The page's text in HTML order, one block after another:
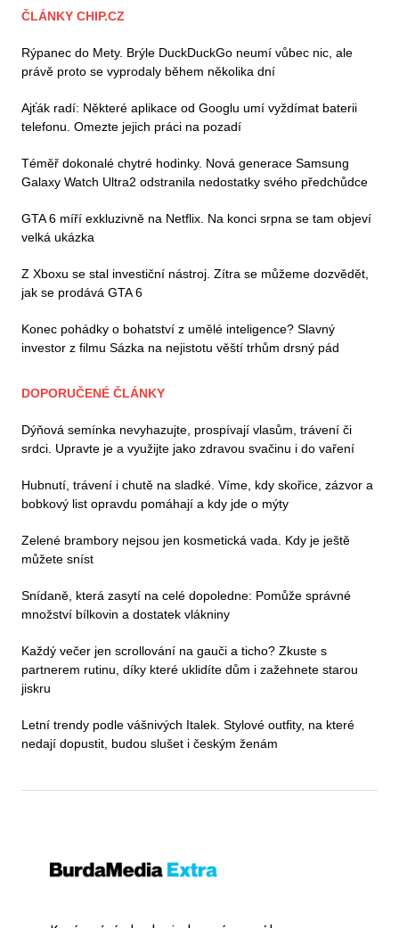
ČLÁNKY CHIP.CZ
Rýpanec do Mety. Brýle DuckDuckGo neumí vůbec nic, ale
právě proto se vyprodaly během několika dní
Ajťák radí: Některé aplikace od Googlu umí vyždímat baterii
telefonu. Omezte jejich práci na pozadí
Téměř dokonalé chytré hodinky. Nová generace Samsung
Galaxy Watch Ultra2 odstranila nedostatky svého předchůdce
GTA 6 míří exkluzivně na Netflix. Na konci srpna se tam objeví
velká ukázka
Z Xboxu se stal investiční nástroj. Zítra se můžeme dozvědět,
jak se prodává GTA 6
Konec pohádky o bohatství z umělé inteligence? Slavný
investor z filmu Sázka na nejistotu věští trhům drsný pád
DOPORUČENÉ ČLÁNKY
Dýňová semínka nevyhazujte, prospívají vlasům, trávení či
srdci. Upravte je a využijte jako zdravou svačinu i do vaření
Hubnutí, trávení i chutě na sladké. Víme, kdy skořice, zázvor a
bobkový list opravdu pomáhají a kdy jde o mýty
Zelené brambory nejsou jen kosmetická vada. Kdy je ještě
můžete sníst
Snídaně, která zasytí na celé dopoledne: Pomůže správné
množství bílkovin a dostatek vlákniny
Každý večer jen scrollování na gauči a ticho? Zkuste s
partnerem rutinu, díky které uklidíte dům i zažehnete starou
jiskru
Letní trendy podle vášnivých Italek. Stylové outfity, na které
nedají dopustit, budou slušet i českým ženám